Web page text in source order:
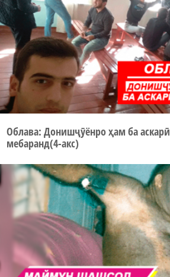
Облава: Донишҷӯёнро ҳам ба аскарӣ
мебаранд(4-акс)